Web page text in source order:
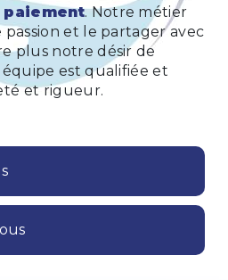
paiement. Notre métier
et le partager avec
plus notre désir de
est qualifiée et
et rigueur.